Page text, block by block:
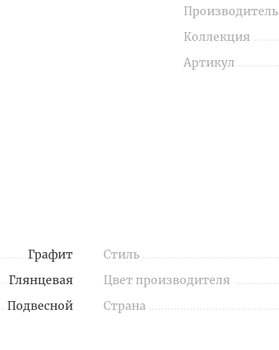
Производитель
Коллекция
Артикул
Графит
Глянцевая
Подвесной
Стиль
Цвет производителя
Страна